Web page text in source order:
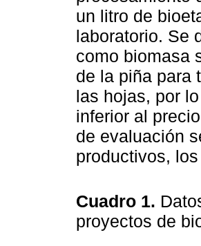
un litro de
laboratorio. Se
como biomasa
de la piña para
las hojas, por
inferior al
de evaluación
productivos,
Cuadro 1.
proyectos de